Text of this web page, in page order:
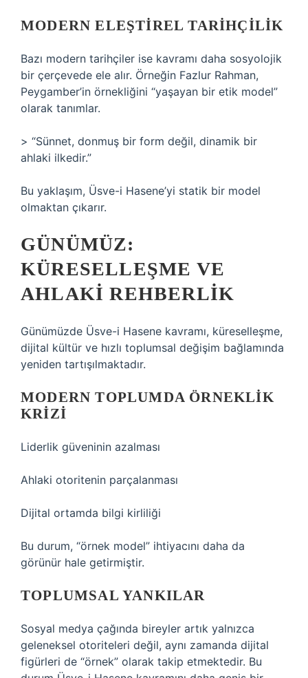
MODERN ELEŞTIREL TARIHÇILIK
Bazı modern tarihçiler ise kavramı daha sosyolojik
bir çerçevede ele alır. Örneğin Fazlur Rahman,
Peygamber’in örnekliğini “yaşayan bir etik model”
olarak tanımlar.
> “Sünnet, donmuş bir form değil, dinamik bir
ahlaki ilkedir.”
Bu yaklaşım, Üsve-i Hasene’yi statik bir model
olmaktan çıkarır.
GÜNÜMÜZ:
KÜRESELLEŞME VE
AHLAKI REHBERLIK
Günümüzde Üsve-i Hasene kavramı, küreselleşme,
dijital kültür ve hızlı toplumsal değişim bağlamında
yeniden tartışılmaktadır.
MODERN TOPLUMDA ÖRNEKLIK
KRIZI
Liderlik güveninin azalması
Ahlaki otoritenin parçalanması
Dijital ortamda bilgi kirliliği
Bu durum, “örnek model” ihtiyacını daha da
görünür hale getirmiştir.
TOPLUMSAL YANKILAR
Sosyal medya çağında bireyler artık yalnızca
geleneksel otoriteleri değil, aynı zamanda dijital
figürleri de “örnek” olarak takip etmektedir. Bu